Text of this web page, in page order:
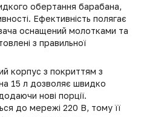
обертання барабана,
Ефективність полягає
оснащений молотками та
з правильної
корпус з покриттям з
15 л дозволяє швидко
нові порції.
до мережі 220 В, тому її